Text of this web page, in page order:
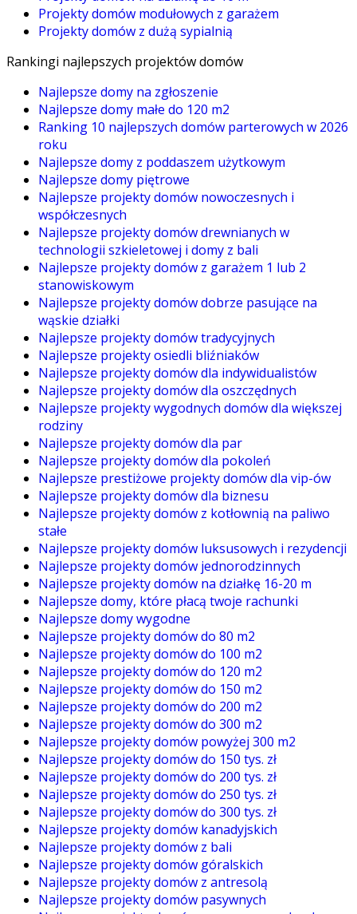
Projekty domów modułowych z garażem
Projekty domów z dużą sypialnią
Rankingi najlepszych projektów domów
Najlepsze domy na zgłoszenie
Najlepsze domy małe do 120 m2
Ranking 10 najlepszych domów parterowych w 2026
roku
Najlepsze domy z poddaszem użytkowym
Najlepsze domy piętrowe
Najlepsze projekty domów nowoczesnych i
współczesnych
Najlepsze projekty domów drewnianych w
technologii szkieletowej i domy z bali
Najlepsze projekty domów z garażem 1 lub 2
stanowiskowym
Najlepsze projekty domów dobrze pasujące na
wąskie działki
Najlepsze projekty domów tradycyjnych
Najlepsze projekty osiedli bliźniaków
Najlepsze projekty domów dla indywidualistów
Najlepsze projekty domów dla oszczędnych
Najlepsze projekty wygodnych domów dla większej
rodziny
Najlepsze projekty domów dla par
Najlepsze projekty domów dla pokoleń
Najlepsze prestiżowe projekty domów dla vip-ów
Najlepsze projekty domów dla biznesu
Najlepsze projekty domów z kotłownią na paliwo
stałe
Najlepsze projekty domów luksusowych i rezydencji
Najlepsze projekty domów jednorodzinnych
Najlepsze projekty domów na działkę 16-20 m
Najlepsze domy, które płacą twoje rachunki
Najlepsze domy wygodne
Najlepsze projekty domów do 80 m2
Najlepsze projekty domów do 100 m2
Najlepsze projekty domów do 120 m2
Najlepsze projekty domów do 150 m2
Najlepsze projekty domów do 200 m2
Najlepsze projekty domów do 300 m2
Najlepsze projekty domów powyżej 300 m2
Najlepsze projekty domów do 150 tys. zł
Najlepsze projekty domów do 200 tys. zł
Najlepsze projekty domów do 250 tys. zł
Najlepsze projekty domów do 300 tys. zł
Najlepsze projekty domów kanadyjskich
Najlepsze projekty domów z bali
Najlepsze projekty domów góralskich
Najlepsze projekty domów z antresolą
Najlepsze projekty domów pasywnych